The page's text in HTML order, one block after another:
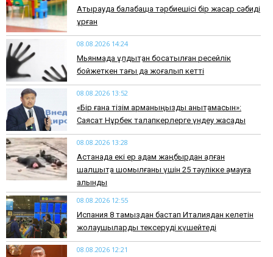
Атырауда балабақша тәрбиешісі бір жасар сәбиді
ұрған
08.08.2026 14:24
Мьянмада құлдықтан босатылған ресейлік
бойжеткен тағы да жоғалып кетті
08.08.2026 13:52
«Бір ғана тізім арманыңызды анықтамасын»:
Саясат Нұрбек талапкерлерге үндеу жасады
08.08.2026 13:28
Астанада екі ер адам жаңбырдан қалған
шалшықта шомылғаны үшін 25 тәулікке қамауға
алынды
08.08.2026 12:55
Испания 8 тамыздан бастап Италиядан келетін
жолаушыларды тексеруді күшейтеді
08.08.2026 12:21